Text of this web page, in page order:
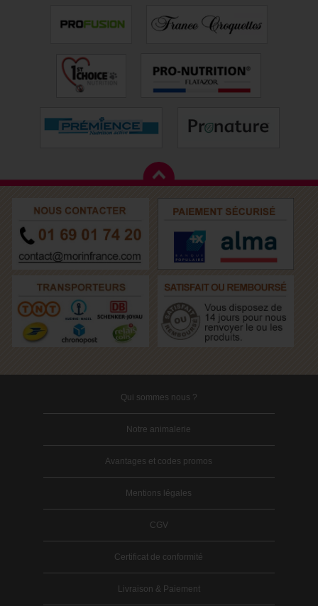
Qui sommes nous ?
Notre animalerie
Avantages et codes promos
Mentions légales
CGV
Certificat de conformité
Livraison & Paiement